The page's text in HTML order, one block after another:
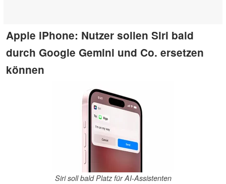
Apple iPhone: Nutzer sollen Siri bald
durch Google Gemini und Co. ersetzen
können
Siri soll bald Platz für AI-Assistenten